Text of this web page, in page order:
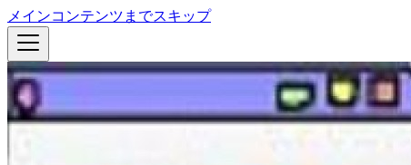
メインコンテンツまでスキップ